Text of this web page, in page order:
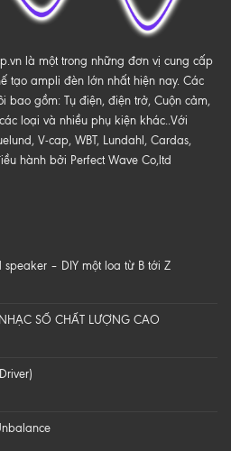
là một trong những đơn vị cung cấp
tạo ampli đèn lớn nhất hiện nay. Các
bao gồm: Tụ điện, điện trở, Cuộn cảm,
loại và nhiều phụ kiện khác..Với
V-cap, WBT, Lundahl, Cardas,
hành bởi Perfect Wave Co,ltd
speaker – DIY một loa từ B tới Z
SỐ CHẤT LƯỢNG CAO